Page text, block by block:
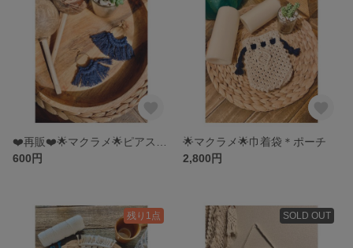
600円
🌟マクラメ🌟巾着袋＊ポーチ
2,800円
残り1点 SOLD OUT